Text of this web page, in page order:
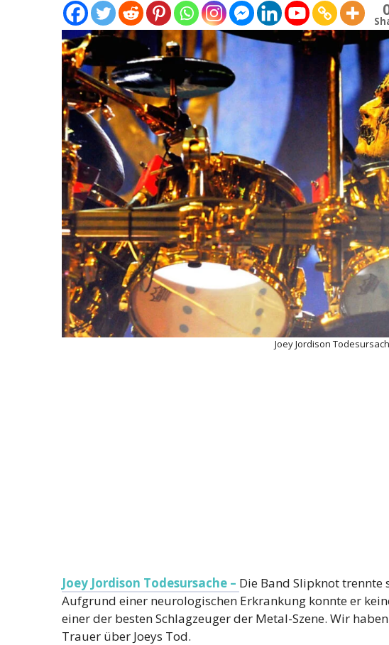
Joey Jordison
Joey Jordison Todesursache – Die Band Slipknot
Aufgrund einer neurologischen Erkrankung konnte er
einer der besten Schlagzeuger der Metal-Szene. Wir
Trauer über Joeys Tod.